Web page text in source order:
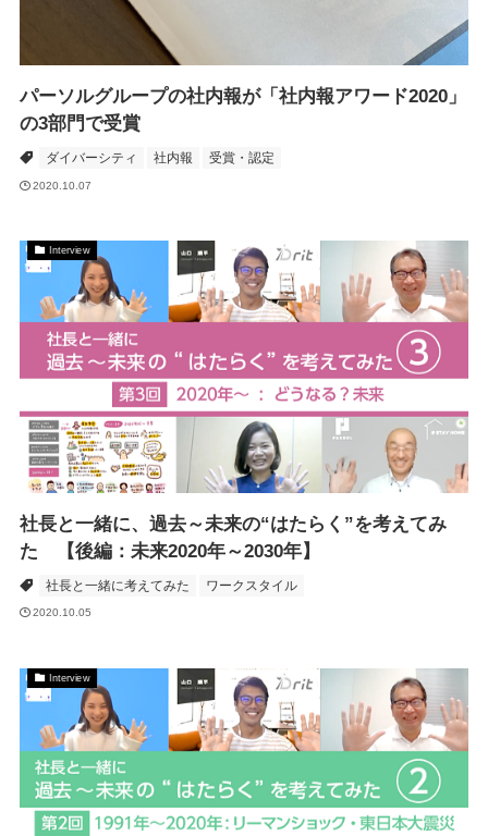
パーソルグループの社内報が「社内報アワード2020」
の3部門で受賞
ダイバーシティ 社内報 受賞・認定
2020.10.07
Interview
社長と一緒に、過去～未来の“はたらく”を考えてみ
た 【後編：未来2020年～2030年】
社長と一緒に考えてみた ワークスタイル
2020.10.05
Interview